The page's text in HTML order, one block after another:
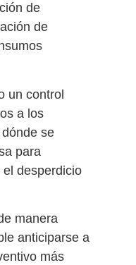
de
de
un control
a los
se
para
desperdicio
manera
anticiparse a
más